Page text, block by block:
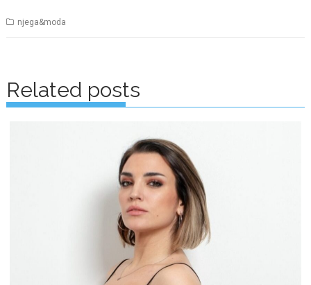
njega&moda
navigation
Related posts